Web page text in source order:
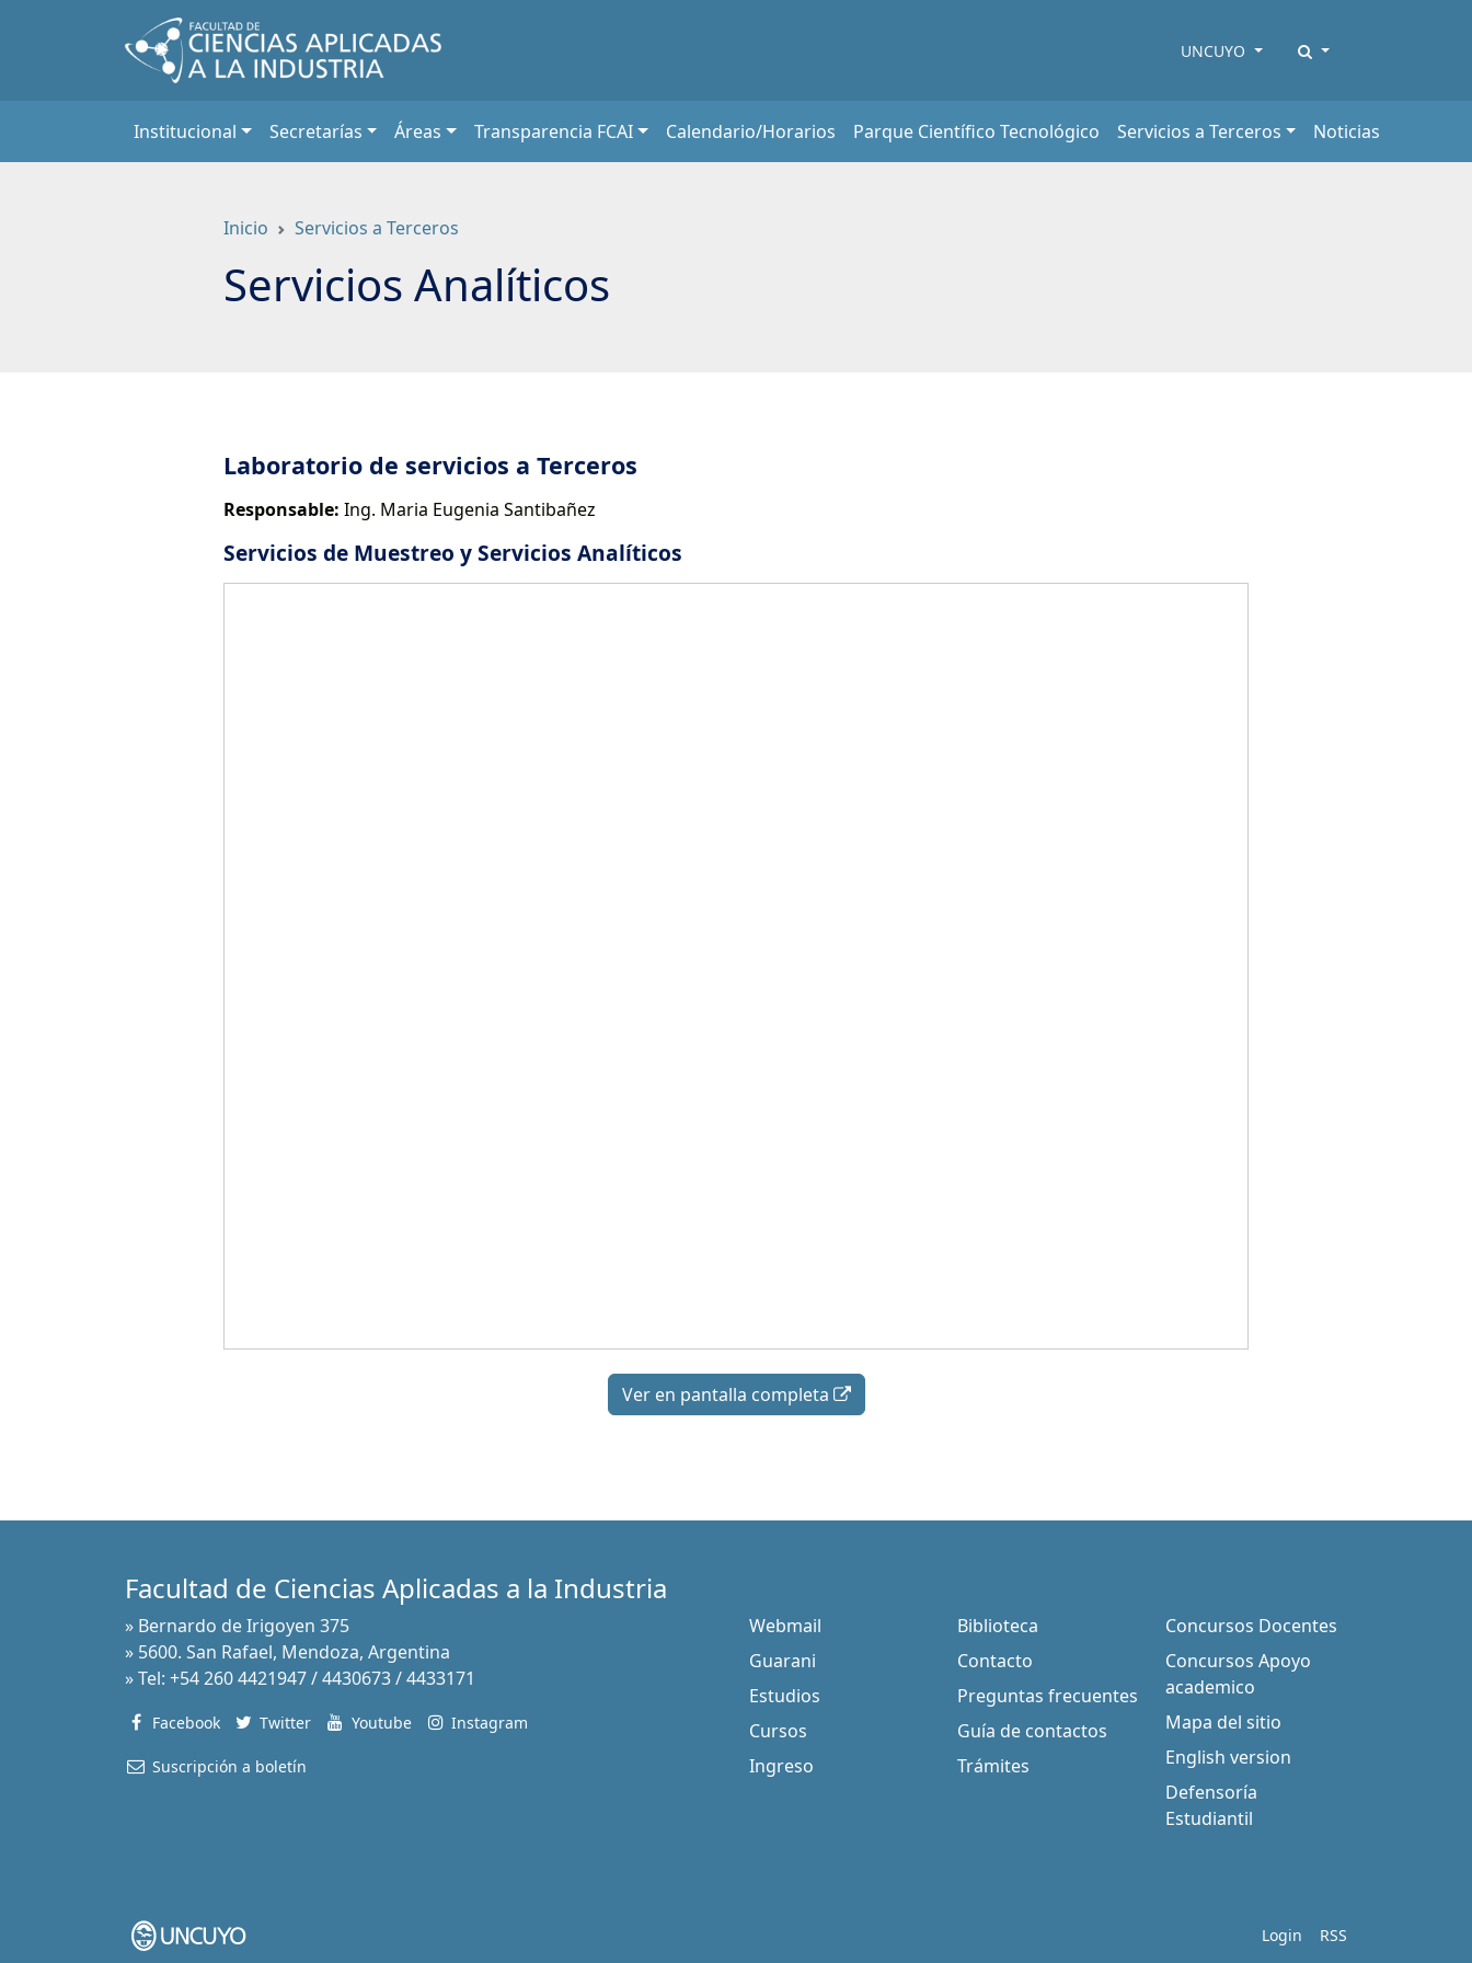
UNCUYO
Institucional Secretarías Áreas Transparencia FCAI Calendario/Horarios Parque Científico Tecnológico Servicios a Terceros Noticias
Inicio Servicios a Terceros
Servicios Analíticos
Laboratorio de servicios a Terceros
Responsable: Ing. Maria Eugenia Santibañez
Servicios de Muestreo y Servicios Analíticos
Ver en pantalla completa
Facultad de Ciencias Aplicadas a la Industria
» Bernardo de Irigoyen 375
» 5600. San Rafael, Mendoza, Argentina
» Tel: +54 260 4421947 / 4430673 / 4433171
Facebook Twitter Youtube Instagram
Suscripción a boletín
Webmail
Guarani
Estudios
Cursos
Ingreso
Biblioteca
Contacto
Preguntas frecuentes
Guía de contactos
Trámites
Concursos Docentes
Concursos Apoyo
academico
Mapa del sitio
English version
Defensoría
Estudiantil
Login
RSS